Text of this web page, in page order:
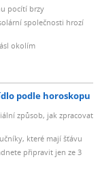
pocítí brzy
společnosti hrozí
okolím
podle horoskopu
způsob, jak zpracovat
které mají šťávu
připravit jen ze 3